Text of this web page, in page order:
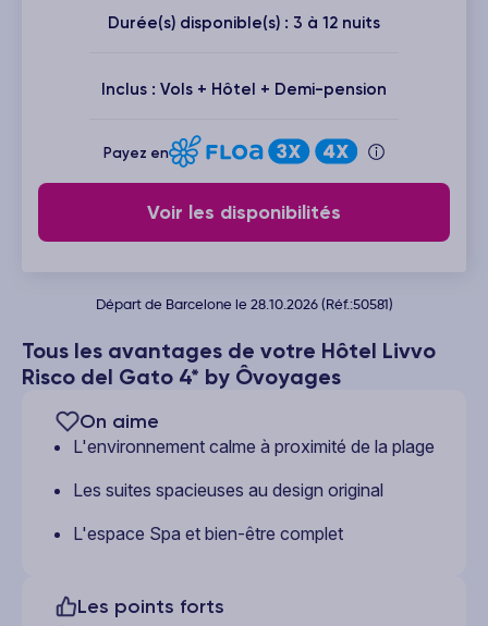
Tous les avantages de votre Hôtel Livvo
Risco del Gato 4* by Ôvoyages
On aime
L'environnement calme à proximité de la plage
Les suites spacieuses au design original
L'espace Spa et bien-être complet
Les points forts
Durée(s) disponible(s) : 3 à 12 nuits
Inclus : Vols + Hôtel + Demi-pension
Payez en
Voir les disponibilités
Départ de Barcelone le 28.10.2026 (Réf.:50581)